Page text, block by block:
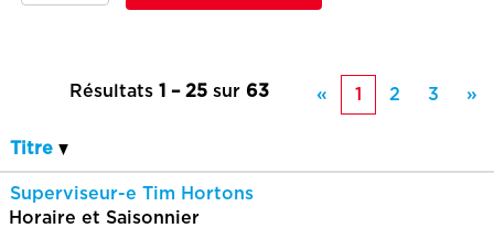
Résultats 1 – 25 sur 63 « 1 2 3 »
Titre
Superviseur-e Tim Hortons
Horaire et Saisonnier